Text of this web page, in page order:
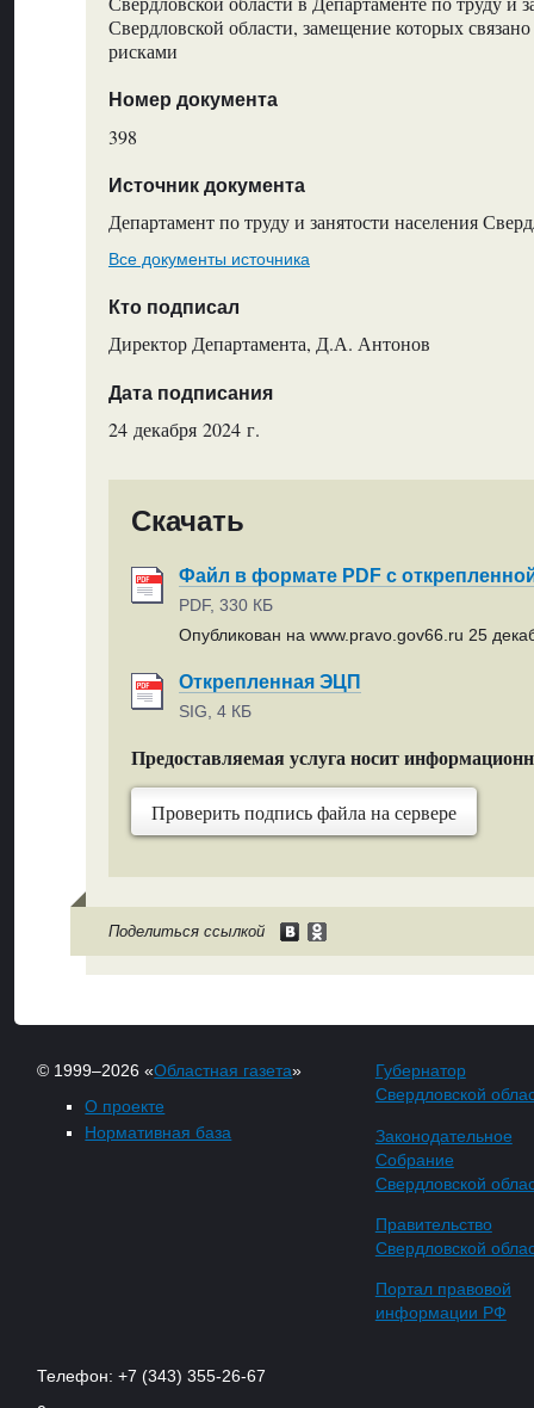
Свердловской области, замещение которых
рисками
Номер документа
398
Источник документа
Департамент по труду и занятости населения
Все документы источника
Кто подписал
Директор Департамента, Д.А. Антонов
Дата подписания
24 декабря 2024 г.
Скачать
Файл в формате PDF с
PDF, 330 КБ
Опубликован на www.pravo.gov66.ru 25
Открепленная ЭЦП
SIG, 4 КБ
Предоставляемая услуга носит
Проверить подпись файла на сервере
Поделиться ссылкой
© 1999–2026 «Областная газета»
О проекте
Нормативная база
Губернатор
Свердловской
Законодательное
Собрание
Свердловской
Правительство
Свердловской
Портал правовой
информации РФ
Телефон: +7 (343) 355-26-67